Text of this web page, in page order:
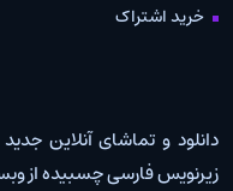
خرید اشتراک
دانلود و تماشای آنلاین
زیرنویس فارسی چسبیده از